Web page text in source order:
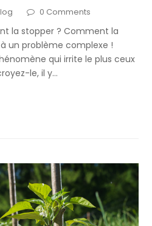
0 Comments
la stopper ? Comment la
à un problème complexe !
qui irrite le plus ceux
le, il y…